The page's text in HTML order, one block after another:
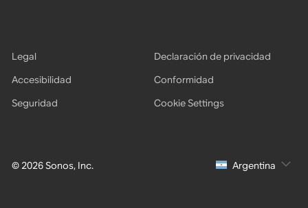
© 2026 Sonos, Inc.
Legal
Declaración de privacidad
Accesibilidad
Conformidad
Seguridad
Cookie Settings
Argentina